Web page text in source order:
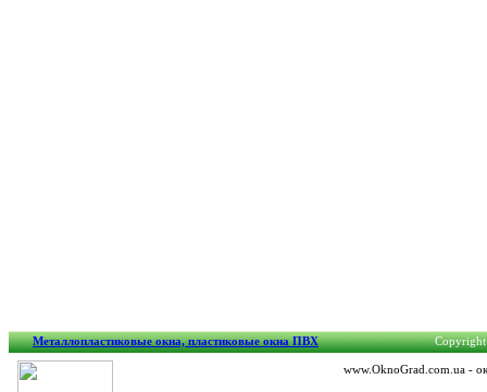
Металлопластиковые окна, пластиковые окна ПВХ
www.OknoGrad.com.ua -